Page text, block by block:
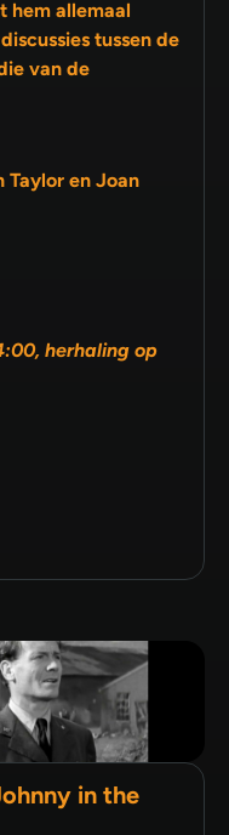
tussen de
Taylor en Joan
herhaling op
in the